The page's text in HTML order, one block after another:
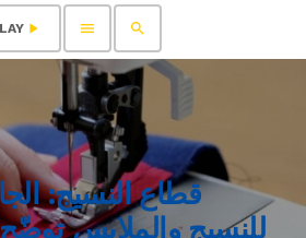
search
menu
play_arrow
قطاع النسيج:
للنسيج والملابس